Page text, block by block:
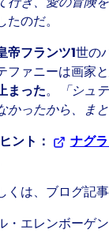
のだ。
帝フランツ1世の
ファニーは画家
まった。 「シュ
かったから、ま
ント：
ナグ
くは、ブログ記
・エレンボーゲン